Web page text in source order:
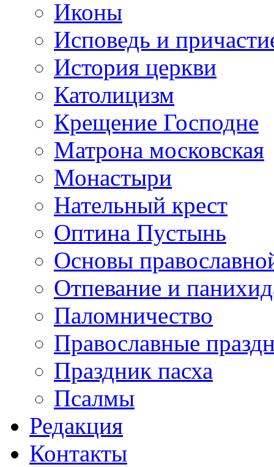
Иконы
Исповедь и
История церкви
Католицизм
Крещение Господне
Матрона московская
Монастыри
Нательный крест
Оптина Пустынь
Основы
Отпевание и
Паломничество
Православные
Праздник пасха
Псалмы
Редакция
Контакты